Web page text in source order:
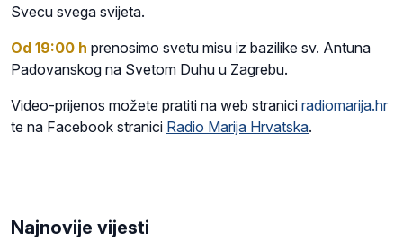
Svecu svega svijeta.
Od 19:00 h prenosimo svetu misu iz bazilike sv. Antuna
Padovanskog na Svetom Duhu u Zagrebu.
Video-prijenos možete pratiti na web stranici radiomarija.hr
te na Facebook stranici Radio Marija Hrvatska.
Najnovije vijesti